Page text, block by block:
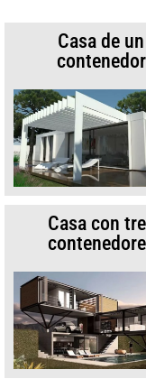
Casa de un
contenedor
Casa con